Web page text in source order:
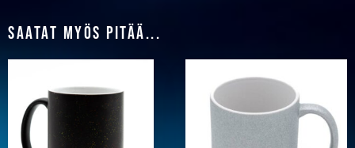
Saatat myös pitää...